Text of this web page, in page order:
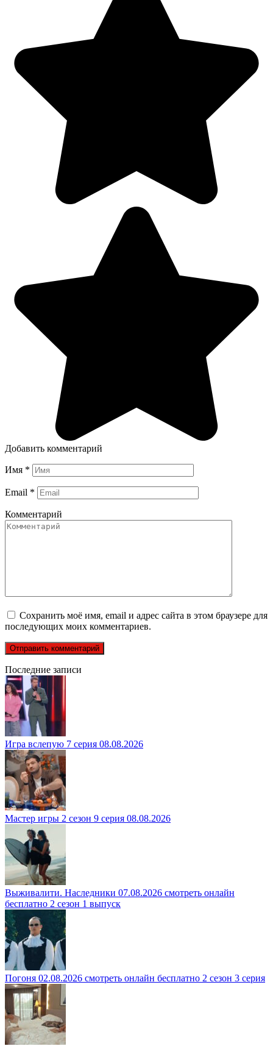
Добавить комментарий
Имя *
Email *
Комментарий
Сохранить моё имя, email и адрес сайта в этом браузере для
последующих моих комментариев.
Последние записи
Игра вслепую 7 серия 08.08.2026
Мастер игры 2 сезон 9 серия 08.08.2026
Выживалити. Наследники 07.08.2026 смотреть онлайн
бесплатно 2 сезон 1 выпуск
Погоня 02.08.2026 смотреть онлайн бесплатно 2 сезон 3 серия